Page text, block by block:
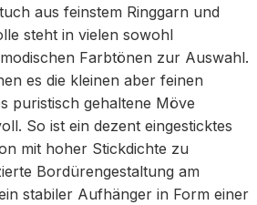
aus feinstem Ringgarn und
steht in vielen sowohl
Farbtönen zur Auswahl.
es die kleinen aber feinen
puristisch gehaltene Möve
So ist ein dezent eingesticktes
mit hoher Stickdichte zu
Bordürengestaltung am
stabiler Aufhänger in Form einer